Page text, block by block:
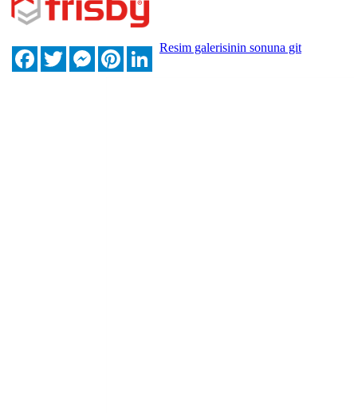
FacebookTwitterMessengerPinterestLinkedIn
Resim galerisinin sonuna git